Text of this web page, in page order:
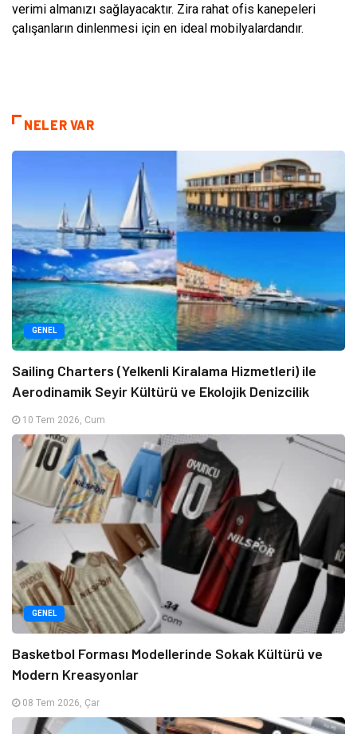
verimi almanızı sağlayacaktır. Zira rahat ofis kanepeleri
çalışanların dinlenmesi için en ideal mobilyalardandır.
NELER VAR
GENEL
Sailing Charters (Yelkenli Kiralama Hizmetleri) ile
Aerodinamik Seyir Kültürü ve Ekolojik Denizcilik
10 Tem 2026, Cum
GENEL
Basketbol Forması Modellerinde Sokak Kültürü ve
Modern Kreasyonlar
08 Tem 2026, Çar